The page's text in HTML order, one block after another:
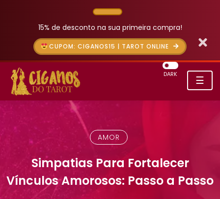
15% de desconto na sua primeira compra!
CUPOM: CIGANOS15 | TAROT ONLINE
☰
DARK
AMOR
Simpatias Para Fortalecer
Vínculos Amorosos: Passo a Passo